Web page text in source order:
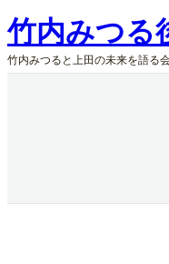
内
容
を
ス
竹内みつる
竹内みつると上田の未来を語る